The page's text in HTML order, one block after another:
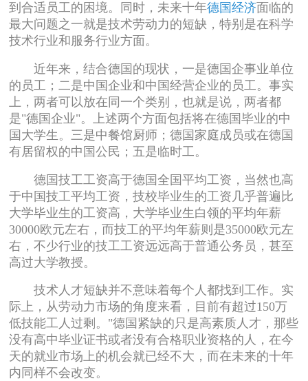
到合适员工的困境。同时，未来十年德国经济面临的
最大问题之一就是技术劳动力的短缺，特别是在科学
技术行业和服务行业方面。
近年来，结合德国的现状，一是德国企事业单位
的员工；二是中国企业和中国经营企业的员工。事实
上，两者可以放在同一个类别，也就是说，两者都
是"德国企业"。上述两个方面包括将在德国毕业的中
国大学生。三是中餐馆厨师；德国家庭成员或在德国
有居留权的中国公民；五是临时工。
德国技工工资高于德国全国平均工资，当然也高
于中国技工平均工资，技校毕业生的工资几乎普遍比
大学毕业生的工资高，大学毕业生白领的平均年薪
30000欧元左右，而技工的平均年薪则是35000欧元左
右，不少行业的技工工资远远高于普通公务员，甚至
高过大学教授。
技术人才短缺并不意味着每个人都找到工作。实
际上，从劳动力市场的角度来看，目前有超过150万
低技能工人过剩。"德国紧缺的只是高素质人才，那些
没有高中毕业证书或者没有合格职业资格的人，在今
天的就业市场上的机会就已经不大，而在未来的十年
内同样不会改变。